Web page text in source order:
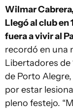
Wilmar
Llegó al club en
fuera a vivir al
recordó en una
Libertadores de
de Porto
por estar
pleno festejo.